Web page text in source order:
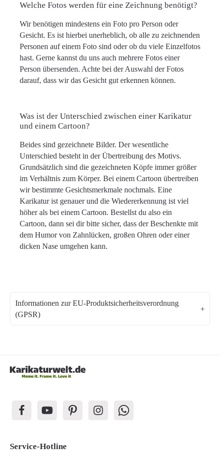
Welche Fotos werden für eine Zeichnung benötigt?
Wir benötigen mindestens ein Foto pro Person oder
Gesicht. Es ist hierbei unerheblich, ob alle zu zeichnenden
Personen auf einem Foto sind oder ob du viele Einzelfotos
hast. Gerne kannst du uns auch mehrere Fotos einer
Person übersenden. Achte bei der Auswahl der Fotos
darauf, dass wir das Gesicht gut erkennen können.
Was ist der Unterschied zwischen einer Karikatur
und einem Cartoon?
Beides sind gezeichnete Bilder. Der wesentliche
Unterschied besteht in der Übertreibung des Motivs.
Grundsätzlich sind die gezeichneten Köpfe immer größer
im Verhältnis zum Körper. Bei einem Cartoon übertreiben
wir bestimmte Gesichtsmerkmale nochmals. Eine
Karikatur ist genauer und die Wiedererkennung ist viel
höher als bei einem Cartoon. Bestellst du also ein
Cartoon, dann sei dir bitte sicher, dass der Beschenkte mit
dem Humor von Zahnlücken, großen Ohren oder einer
dicken Nase umgehen kann.
Informationen zur EU-Produktsicherheitsverordnung
(GPSR)
Service-Hotline